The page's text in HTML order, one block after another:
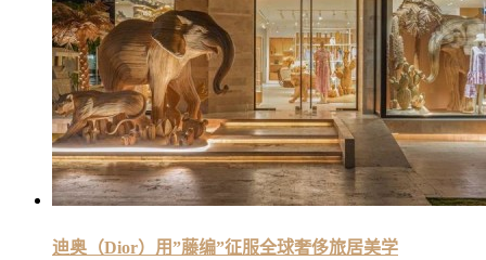
迪奥（Dior）用”藤编”征服全球奢侈旅居美学